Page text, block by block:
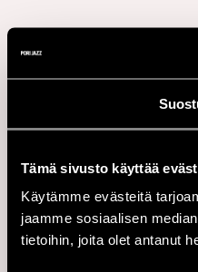
Tämä sivusto käyttää
Käytämme evästeitä
jaamme sosiaalisen
tietoihin, joita olet antanut